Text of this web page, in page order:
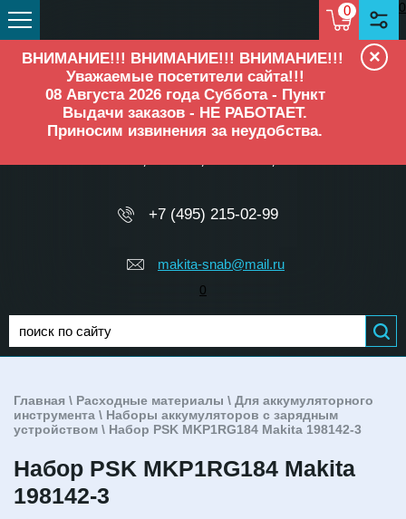
0 0
ВНИМАНИЕ!!! ВНИМАНИЕ!!! ВНИМАНИЕ!!!
Уважаемые посетители сайта!!!
08 Августа 2026 года Суббота - Пункт
Выдачи заказов - НЕ РАБОТАЕТ.
Приносим извинения за неудобства.
×
ОФИЦИАЛЬНЫЙ ДИЛЕР
+7 (495) 215-02-99
makita-snab@mail.ru
0
Главная \ Расходные материалы \ Для аккумуляторного
инструмента \ Наборы аккумуляторов с зарядным
устройством \ Набор PSK MKP1RG184 Makita 198142-3
Набор PSK MKP1RG184 Makita
198142-3